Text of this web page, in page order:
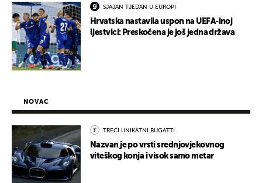
SJAJAN TJEDAN U EUROPI
Hrvatska nastavila uspon na UEFA-inoj
ljestvici: Preskočena je još jedna država
NOVAC
TREĆI UNIKATNI BUGATTI
Nazvan je po vrsti srednjovjekovnog
viteškog konja i visok samo metar